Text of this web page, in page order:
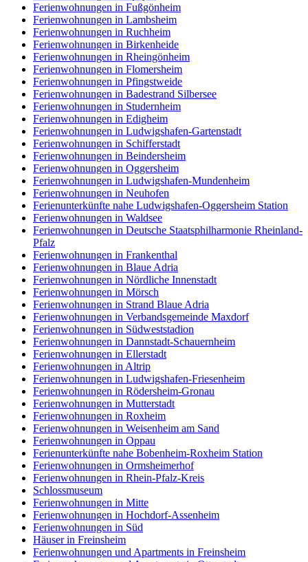
Ferienwohnungen in Fußgönheim
Ferienwohnungen in Lambsheim
Ferienwohnungen in Ruchheim
Ferienwohnungen in Birkenheide
Ferienwohnungen in Rheingönheim
Ferienwohnungen in Flomersheim
Ferienwohnungen in Pfingstweide
Ferienwohnungen in Badestrand Silbersee
Ferienwohnungen in Studernheim
Ferienwohnungen in Edigheim
Ferienwohnungen in Ludwigshafen-Gartenstadt
Ferienwohnungen in Schifferstadt
Ferienwohnungen in Beindersheim
Ferienwohnungen in Oggersheim
Ferienwohnungen in Ludwigshafen-Mundenheim
Ferienwohnungen in Neuhofen
Ferienunterkünfte nahe Ludwigshafen-Oggersheim Station
Ferienwohnungen in Waldsee
Ferienwohnungen in Deutsche Staatsphilharmonie Rheinland-
Pfalz
Ferienwohnungen in Frankenthal
Ferienwohnungen in Blaue Adria
Ferienwohnungen in Nördliche Innenstadt
Ferienwohnungen in Mörsch
Ferienwohnungen in Strand Blaue Adria
Ferienwohnungen in Verbandsgemeinde Maxdorf
Ferienwohnungen in Südweststadion
Ferienwohnungen in Dannstadt-Schauernheim
Ferienwohnungen in Ellerstadt
Ferienwohnungen in Altrip
Ferienwohnungen in Ludwigshafen-Friesenheim
Ferienwohnungen in Rödersheim-Gronau
Ferienwohnungen in Mutterstadt
Ferienwohnungen in Roxheim
Ferienwohnungen in Weisenheim am Sand
Ferienwohnungen in Oppau
Ferienunterkünfte nahe Bobenheim-Roxheim Station
Ferienwohnungen in Ormsheimerhof
Ferienwohnungen in Rhein-Pfalz-Kreis
Schlossmuseum
Ferienwohnungen in Mitte
Ferienwohnungen in Hochdorf-Assenheim
Ferienwohnungen in Süd
Häuser in Freinsheim
Ferienwohnungen und Apartments in Freinsheim